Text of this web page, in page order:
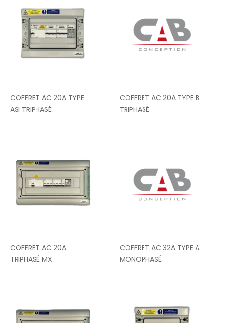
COFFRET AC 20A TYPE
ASI TRIPHASÉ
COFFRET AC 20A TYPE B
TRIPHASÉ
COFFRET AC 20A
TRIPHASÉ MX
COFFRET AC 32A TYPE A
MONOPHASÉ